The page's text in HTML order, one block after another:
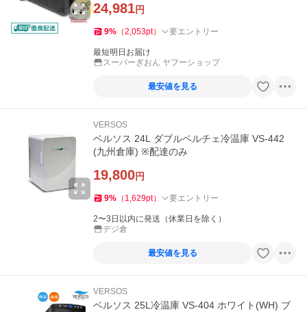
24,981円
9% （2,053pt） 要エントリー
最短明日お届け
スーパーぎおん ヤフーショップ
最安値を見る
VERSOS
ベルソス 24L ダブルペルチェ冷温庫 VS-442
(九州倉庫) ※配達のみ
19,800円
9% （ 1,629pt） 要エントリー
2〜3日以内に発送（休業日を除く）
デジ倉
最安値を見る
VERSOS
ベルソス 25L冷温庫 VS-404 ホワイト(WH) ブ